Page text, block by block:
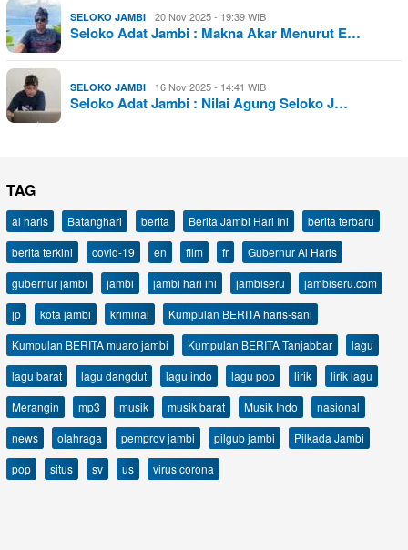
SELOKO JAMBI 20 Nov 2025 - 19:39 WIB
Seloko Adat Jambi : Makna Akar Menurut E…
SELOKO JAMBI 16 Nov 2025 - 14:41 WIB
Seloko Adat Jambi : Nilai Agung Seloko J…
TAG
al haris Batanghari berita Berita Jambi Hari Ini
berita terbaru
berita terkini
covid-19 en film fr
Gubernur Al Haris
gubernur jambi
jambi jambi hari ini jambiseru
jambiseru.com
jp
kota jambi kriminal
Kumpulan BERITA haris-sani
Kumpulan BERITA muaro jambi
Kumpulan BERITA Tanjabbar
lagu
lagu barat
lagu dangdut lagu indo lagu pop lirik
lirik lagu
Merangin
mp3 musik musik barat Musik Indo
nasional
news
olahraga pemprov jambi pilgub jambi
Pilkada Jambi
pop
situs sv us virus corona